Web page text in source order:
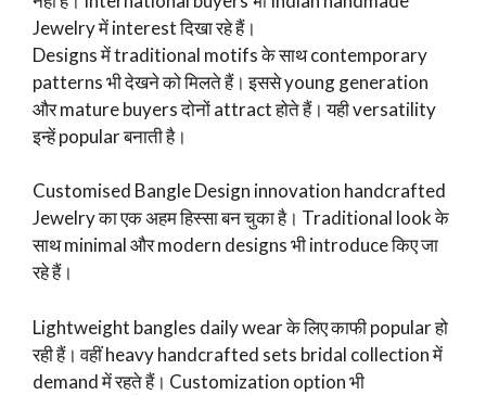
Jewelry में interest दिखा रहे हैं।
Designs में traditional motifs के साथ contemporary
patterns भी देखने को मिलते हैं। इससे young generation
और mature buyers दोनों attract होते हैं। यही versatility
इन्हें popular बनाती है।
Customised Bangle Design innovation handcrafted
Jewelry का एक अहम हिस्सा बन चुका है। Traditional look के
साथ minimal और modern designs भी introduce किए जा
रहे हैं।
Lightweight bangles daily wear के लिए काफी popular हो
रही हैं। वहीं heavy handcrafted sets bridal collection में
demand में रहते हैं। Customization option भी